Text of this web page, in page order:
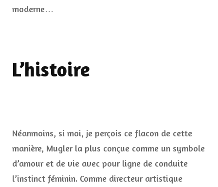
moderne…
L’histoire
Néanmoins, si moi, je perçois ce flacon de cette
manière, Mugler la plus conçue comme un symbole
d’amour et de vie avec pour ligne de conduite
l’instinct féminin. Comme directeur artistique